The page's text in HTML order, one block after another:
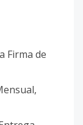
Firma de